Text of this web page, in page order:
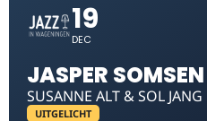
19
DEC
JASPER
SUSANNE ALT & SOL JANG
UITGELICHT